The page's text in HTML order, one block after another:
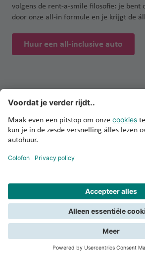
volgens de rent-a-smile filosofie: je bent
door onze all-in formule en je krijgt de
Huur een all-inclusive auto
Privacy en cookies Copyright
naar boven